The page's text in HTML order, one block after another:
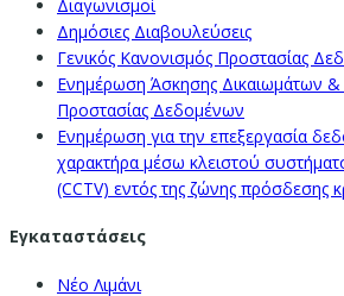
Διαγωνισμοί
Δημόσιες Διαβουλεύσεις
Γενικός Κανονισμός Προστασίας
Ενημέρωση Άσκησης Δικαιωμάτων
Προστασίας Δεδομένων
Ενημέρωση για την επεξεργασία
χαρακτήρα μέσω κλειστού
(CCTV) εντός της ζώνης πρόσδεσης
Εγκαταστάσεις
Νέο Λιμάνι